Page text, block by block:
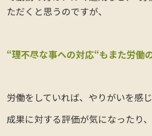
ただくと思うのですが、
“理不尽な事への対応“もまた労働の
労働をしていれば、やりがいを感じ
成果に対する評価が気になったり、